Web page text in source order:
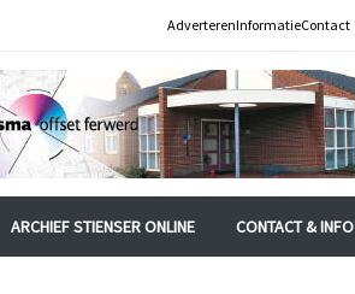
AdverterenInformatieContact
ARCHIEF STIENSER ONLINE CONTACT & INFO